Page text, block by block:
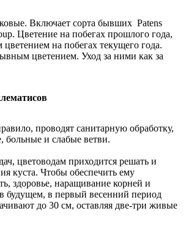
Включает сорта бывших Patens
Цветение на побегах прошлого года,
на побегах текущего года.
цветением. Уход за ними как за
проводят санитарную обработку,
больные и слабые ветви.
цветоводам приходится решать и
куста. Чтобы обеспечить ему
здоровье, наращивание корней и
будущем, в первый весенний период
до 30 см, оставляя две-три живые